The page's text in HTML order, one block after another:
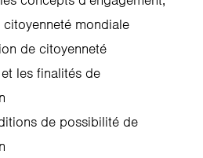
mondiale
de citoyenneté
les finalités de
de possibilité de